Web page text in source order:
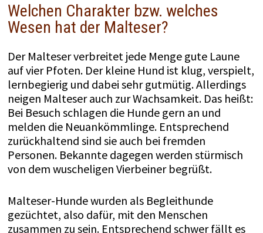
Welchen Charakter bzw. welches
Wesen hat der Malteser?
Der Malteser verbreitet jede Menge gute Laune
auf vier Pfoten. Der kleine Hund ist klug, verspielt,
lernbegierig und dabei sehr gutmütig. Allerdings
neigen Malteser auch zur Wachsamkeit. Das heißt:
Bei Besuch schlagen die Hunde gern an und
melden die Neuankömmlinge. Entsprechend
zurückhaltend sind sie auch bei fremden
Personen. Bekannte dagegen werden stürmisch
von dem wuscheligen Vierbeiner begrüßt.
Malteser-Hunde wurden als Begleithunde
gezüchtet, also dafür, mit den Menschen
zusammen zu sein. Entsprechend schwer fällt es